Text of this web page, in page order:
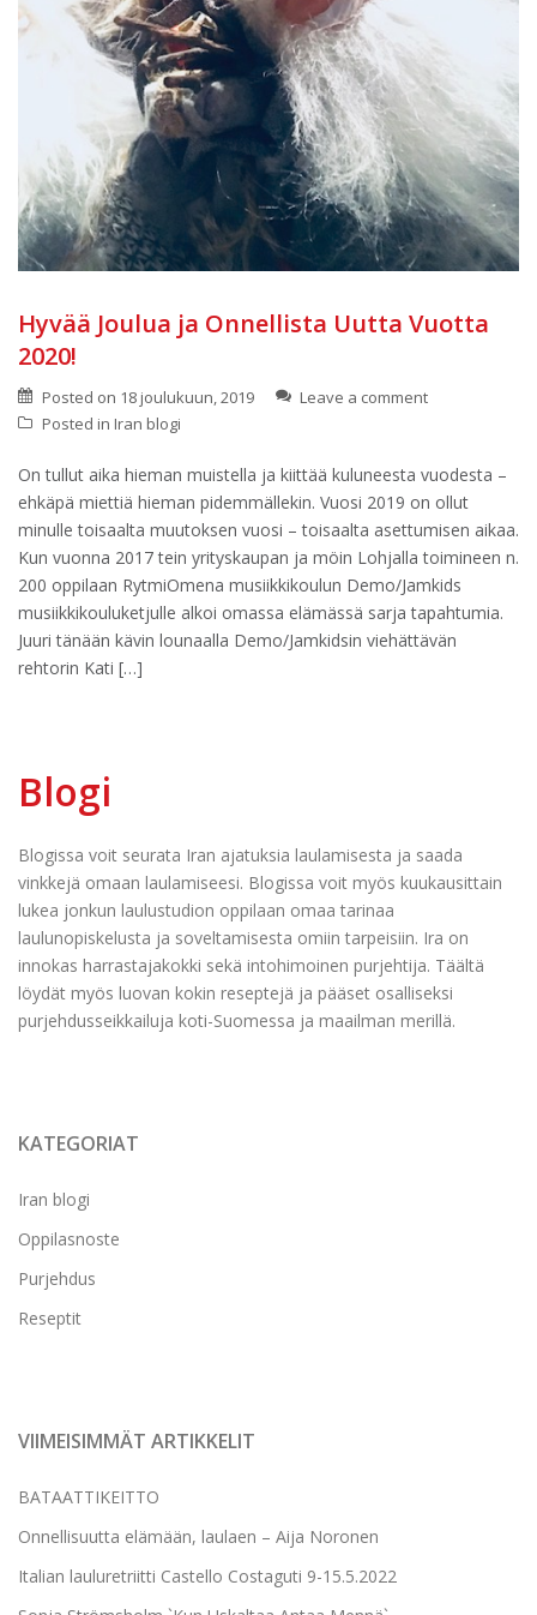
Hyvää Joulua ja Onnellista Uutta Vuotta
2020!
Posted on 18 joulukuun, 2019
Leave a comment
Posted in Iran blogi
On tullut aika hieman muistella ja kiittää kuluneesta vuodesta –
ehkäpä miettiä hieman pidemmällekin. Vuosi 2019 on ollut
minulle toisaalta muutoksen vuosi – toisaalta asettumisen aikaa.
Kun vuonna 2017 tein yrityskaupan ja möin Lohjalla toimineen n.
200 oppilaan RytmiOmena musiikkikoulun Demo/Jamkids
musiikkikouluketjulle alkoi omassa elämässä sarja tapahtumia.
Juuri tänään kävin lounaalla Demo/Jamkidsin viehättävän
rehtorin Kati […]
Blogi
Blogissa voit seurata Iran ajatuksia laulamisesta ja saada
vinkkejä omaan laulamiseesi. Blogissa voit myös kuukausittain
lukea jonkun laulustudion oppilaan omaa tarinaa
laulunopiskelusta ja soveltamisesta omiin tarpeisiin. Ira on
innokas harrastajakokki sekä intohimoinen purjehtija. Täältä
löydät myös luovan kokin reseptejä ja pääset osalliseksi
purjehdusseikkailuja koti-Suomessa ja maailman merillä.
KATEGORIAT
Iran blogi
Oppilasnoste
Purjehdus
Reseptit
VIIMEISIMMÄT ARTIKKELIT
BATAATTIKEITTO
Onnellisuutta elämään, laulaen – Aija Noronen
Italian lauluretriitti Castello Costaguti 9-15.5.2022